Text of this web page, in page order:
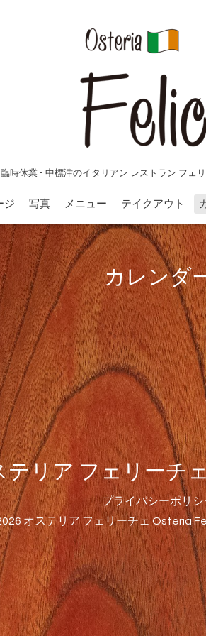
臨時休業 - 中標津のイタリアン レストラン フェ
ジ 写真 メニュー テイクアウト
カレンダ
テリア フェリーチ
プライバシーポリシ
オステリア フェリーチェ Osteria